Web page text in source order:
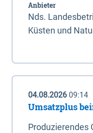
Anbieter
Nds.
Küsten und
04.08.2026 09:14
Umsatzplus
Produzierendes